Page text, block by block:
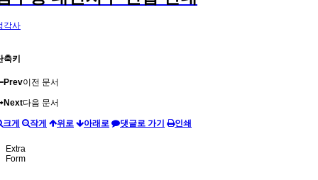
각사
축키
Prev이전 문서
Next다음 문서
크게 작게 위로 아래로 댓글로 가기 인쇄
Extra
Form